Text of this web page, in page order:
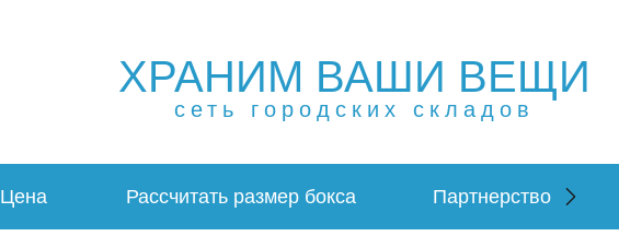
Хранение вещей в Москве и МО. Склад временного хранения. Складовка
Хранение вещей в Москве и МО. Склад временного хранения. Складовка
ХРАНИМ ВАШИ ВЕЩИ
сеть городских складов
Цена Рассчитать размер бокса Партнерство